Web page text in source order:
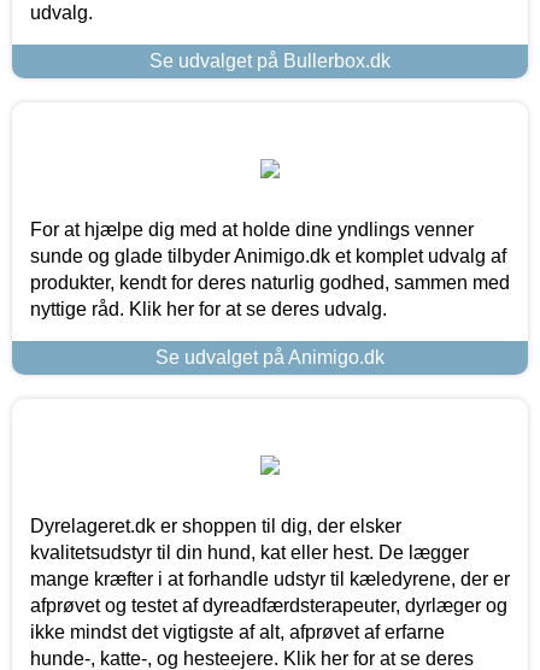
udvalg.
Se udvalget på Bullerbox.dk
For at hjælpe dig med at holde dine yndlings venner
sunde og glade tilbyder Animigo.dk et komplet udvalg af
produkter, kendt for deres naturlig godhed, sammen med
nyttige råd. Klik her for at se deres udvalg.
Se udvalget på Animigo.dk
Dyrelageret.dk er shoppen til dig, der elsker
kvalitetsudstyr til din hund, kat eller hest. De lægger
mange kræfter i at forhandle udstyr til kæledyrene, der er
afprøvet og testet af dyreadfærdsterapeuter, dyrlæger og
ikke mindst det vigtigste af alt, afprøvet af erfarne
hunde-, katte-, og hesteejere. Klik her for at se deres